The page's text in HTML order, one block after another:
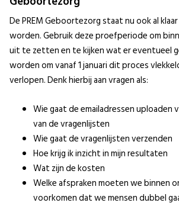
De PREM Geboortezorg staat nu ook al
worden. Gebruik deze proefperiode om
uit te zetten en te kijken wat er eventueel
worden om vanaf 1 januari dit proces
verlopen. Denk hierbij aan vragen als:
Wie gaat de emailadressen uploaden
van de vragenlijsten
Wie gaat de vragenlijsten verzenden
Hoe krijg ik inzicht in mijn resultaten
Wat zijn de kosten
Welke afspraken moeten we binnen
voorkomen dat we mensen dubbel